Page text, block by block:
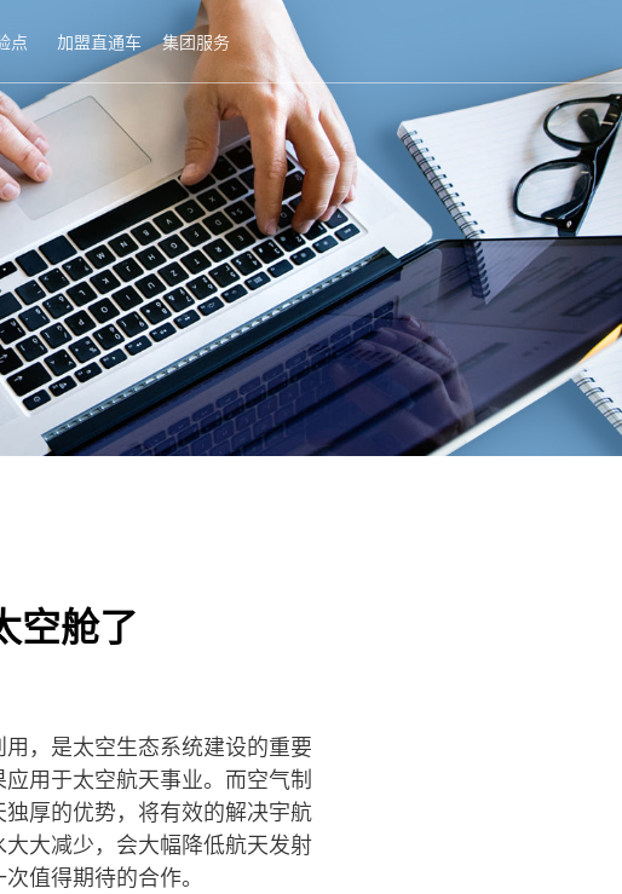
点 加盟直通车 集团服务
空舱了
，是太空生态系统建设的重要
用于太空航天事业。而空气制
厚的优势，将有效的解决宇航
大减少，会大幅降低航天发射
值得期待的合作。